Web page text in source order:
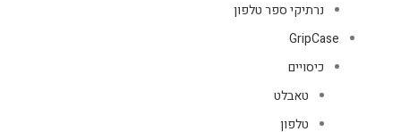
נרתיקי ספר טלפון
GripCase
כיסויים
טאבלט
טלפון